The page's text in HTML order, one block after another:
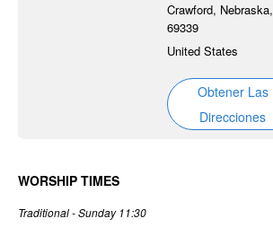
Crawford, Nebraska,
69339
United States
Obtener Las
Direcciones
WORSHIP TIMES
Traditional - Sunday 11:30